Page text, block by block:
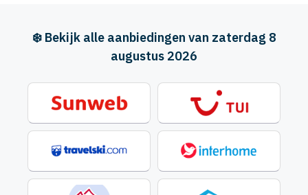
❄️ Bekijk alle aanbiedingen van zaterdag 8
augustus 2026